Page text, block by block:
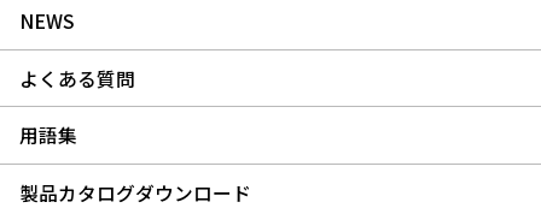
NEWS
よくある質問
用語集
製品カタログダウンロード